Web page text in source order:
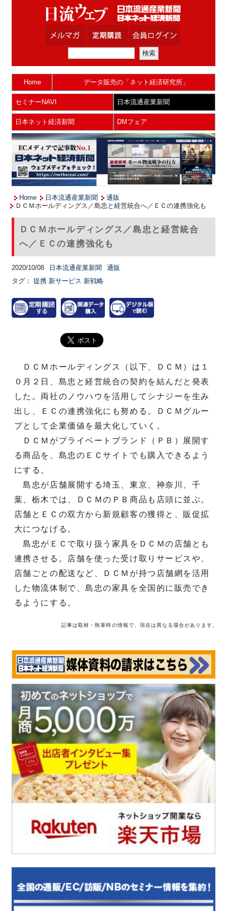
Home データ販売の「ネット経済研究所」
セミナーNAVI 日本流通産業新聞
日本ネット経済新聞 DMフェア
Home 日本流通産業新聞
通販
ＤＣＭホールディングス／島忠と経営統合へ／ＥＣの連携強化も
ＤＣＭホールディングス／島忠と経営統合
へ／ＥＣの連携強化も
2020/10/08 日本流通産業新聞
通販
タグ： 提携 新サービス 新戦略
ＤＣＭホールディングス（以下、ＤＣＭ）は１
０月２日、島忠と経営統合の契約を結んだと発表
した。両社のノウハウを活用してシナジーを生み
出し、ＥＣの連携強化にも努める。ＤＣＭグルー
プとして企業価値を最大化していく。
ＤＣＭがプライベートブランド（ＰＢ）展開す
る商品を、島忠のＥＣサイトでも購入できるよう
にする。
島忠が店舗展開する埼玉、東京、神奈川、千
葉、栃木では、ＤＣＭのＰＢ商品も店頭に並ぶ。
店舗とＥＣの双方から新規顧客の獲得と、販促拡
大につなげる。
島忠がＥＣで取り扱う家具をＤＣＭの店舗とも
連携させる。店舗を使った受け取りサービスや、
店舗ごとの配送など、ＤＣＭが持つ店舗網を活用
した物流体制で、島忠の家具を全国的に販売でき
るようにする。
記事は取材・執筆時の情報で、現在は異なる場合があります。